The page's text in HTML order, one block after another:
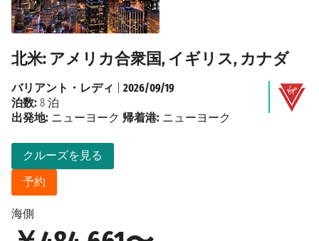
北米: アメリカ合衆国, イギリス, カナダ
海側
クルーズを見る
予約
バリアント・レディ
2026/09/19
泊数: 8 泊
出発地: ニューヨーク 帰着港: ニューヨーク